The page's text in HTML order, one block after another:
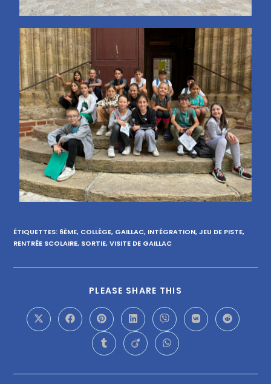
ÉTIQUETTES: 6ÈME, COLLÈGE, GAILLAC, INTÉGRATION, JEU DE PISTE,
RENTRÉE SCOLAIRE, SORTIE, VISITE DE GAILLAC
PLEASE SHARE THIS